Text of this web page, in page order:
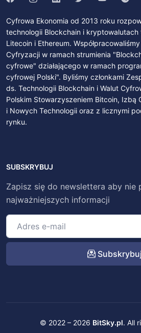
Cyfrowa Ekonomia od 2013 roku
technologii Blockchain i kryptowalutach
Litecoin i Ethereum.
Cyfryzacji w ramach strumienia
cyfrowe" działającego w ramach
cyfrowej Polski". Byliśmy członkami
ds. Technologii Blockchain i Walut
Polskim Stowarzyszeniem Bitcoin, Izbą
i Nowych Technologii oraz z licznymi
rynku.
SUBSKRYBUJ
Zapisz się do newslettera aby nie
najważniejszych informacji
Subskrybuj
© 2022 – 2026 BitSky.pl. All